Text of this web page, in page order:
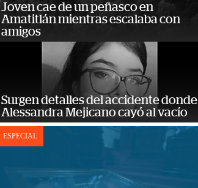
Joven cae de un peñasco en
Amatitlán mientras escalaba con
amigos
Surgen detalles del accidente donde
Alessandra Mejicano cayó al vacío
ESPECIAL